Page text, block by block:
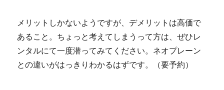
メリットしかないようですが、デメリットは高価で
あること。ちょっと考えてしまうって方は、ぜひレ
ンタルにて一度潜ってみてください。ネオプレーン
との違いがはっきりわかるはずです。（要予約）